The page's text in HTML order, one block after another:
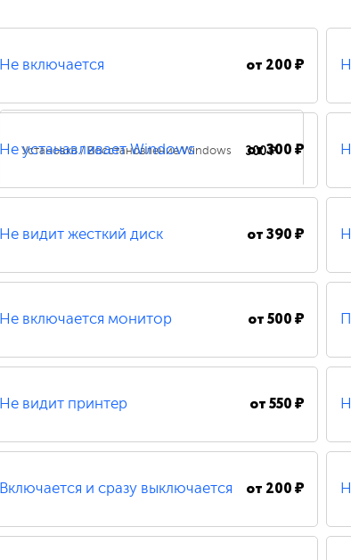
Не включается от 200 ₽
Установка / Восстановление Windows 300 ₽
Замена / установка материнской платы 500 ₽
Восстановление системных файлов 480 ₽
Не устанавливает Windows от300 ₽
Не видит жесткий диск от390 ₽
Не включается монитор от500 ₽
Не видит принтер от550 ₽
Включается и сразу выключается от 200 ₽